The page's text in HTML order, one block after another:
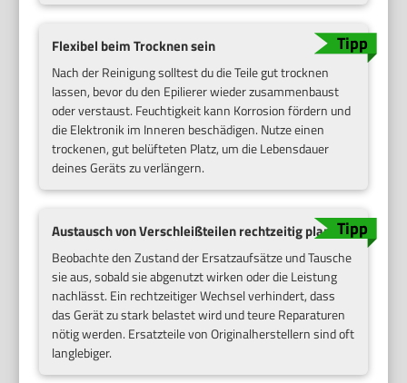
Flexibel beim Trocknen sein
Nach der Reinigung solltest du die Teile gut trocknen
lassen, bevor du den Epilierer wieder zusammenbaust
oder verstaust. Feuchtigkeit kann Korrosion fördern und
die Elektronik im Inneren beschädigen. Nutze einen
trockenen, gut belüfteten Platz, um die Lebensdauer
deines Geräts zu verlängern.
Austausch von Verschleißteilen rechtzeitig planen
Beobachte den Zustand der Ersatzaufsätze und Tausche
sie aus, sobald sie abgenutzt wirken oder die Leistung
nachlässt. Ein rechtzeitiger Wechsel verhindert, dass
das Gerät zu stark belastet wird und teure Reparaturen
nötig werden. Ersatzteile von Originalherstellern sind oft
langlebiger.